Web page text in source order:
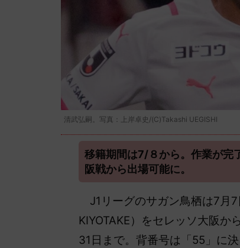
清武弘嗣。写真：上岸卓史/(C)Takashi UEGISHI
移籍期間は7/８から。作業が完
阪戦から出場可能に。
J1リーグのサガン鳥栖は7月
KIYOTAKE）をセレッソ大阪
31日まで。背番号は「55」に決